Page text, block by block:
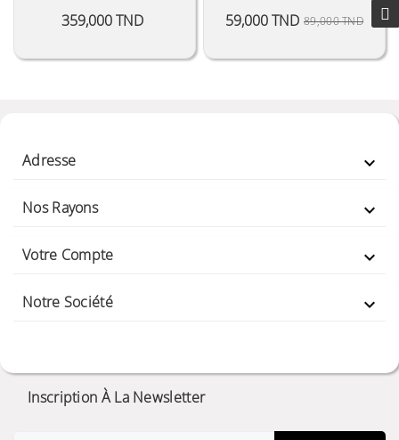
359,000 TND
59,000 TND 89,000 TNDPrix
Prix
Adresse 
Nos Rayons 
Votre Compte 
Notre Société 
Inscription À La Newsletter